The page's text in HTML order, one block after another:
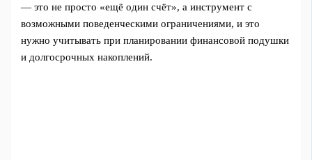
— это не просто «ещё один счёт», а инструмент с
возможными поведенческими ограничениями, и это
нужно учитывать при планировании финансовой подушки
и долгосрочных накоплений.